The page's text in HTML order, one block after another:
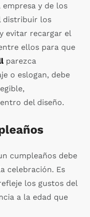
empresa y de los
distribuir los
evitar recargar el
ellos para que
parezca
o eslogan, debe
del diseño.
cumpleaños debe
celebración. Es
los gustos del
a la edad que